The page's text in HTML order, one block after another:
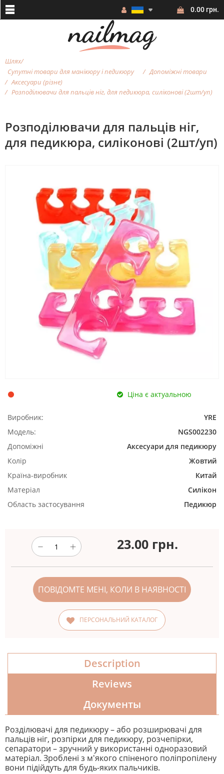
0.00 грн.
Шлях
Супутні товари для манікюру і педикюру
Допоміжні товари
Аксесуари (різне)
Розподілювачи для пальців ніг, для педикюра, силіконові (2шт/уп)
Розподілювачи для пальців ніг,
для педикюра, силіконові (2шт/уп)
Ціна є актуальною
Виробник:
YRE
Модель:
NGS002230
Допоміжні
Аксесуари для педикюру
Колір
Жовтий
Країна-виробник
Китай
Матеріал
Силікон
Область застосування
Педикюр
23.00 грн.
ПОВІДОМТЕ МЕНІ, КОЛИ В НАЯВНОСТІ
ПЕРСОНАЛЬНИЙ КАТАЛОГ
Description
Reviews
Документы
Розділювачі для педикюру – або розширювачі для
пальців ніг, розпірки для педикюру, розчепірки,
сепаратори – зручний у використанні одноразовий
матеріал. Зроблені з м'якого спіненого поліпропілену
вони підійдуть для будь-яких пальчиків.